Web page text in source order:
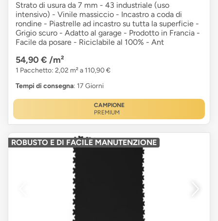
Strato di usura da 7 mm - 43 industriale (uso
intensivo) - Vinile massiccio - Incastro a coda di
rondine - Piastrelle ad incastro su tutta la superficie -
Grigio scuro - Adatto al garage - Prodotto in Francia -
Facile da posare - Riciclabile al 100% - Ant
54,90 € /m²
1 Pacchetto: 2,02 m² a 110,90 €
Tempi di consegna: 17 Giorni
CAMPIONE
PREMIUM
ROBUSTO E DI FACILE MANUTENZIONE